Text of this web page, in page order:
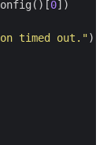
0
timed out."